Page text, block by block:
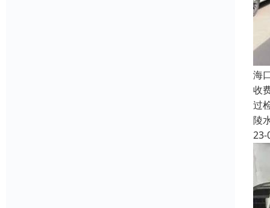
海
收
过
陵
23-